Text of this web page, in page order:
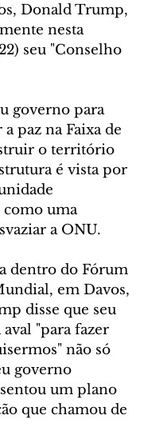
Donald Trump,
nesta
seu "Conselho
governo para
paz na Faixa de
o território
é vista por
uma
a ONU.
dentro do Fórum
em Davos,
disse que seu
"para fazer
não só
governo
um plano
que chamou de